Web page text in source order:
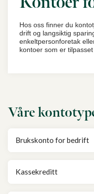
Hos oss finner du
drift og langsiktig
enkeltpersonforetak
kontoer som er tilpasset
Våre
Brukskonto for bedrift
Kassekreditt